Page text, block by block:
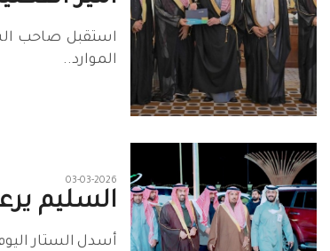
استقبل صاحب
الموارد..
03-03-2026
السليم
أسدل الستار